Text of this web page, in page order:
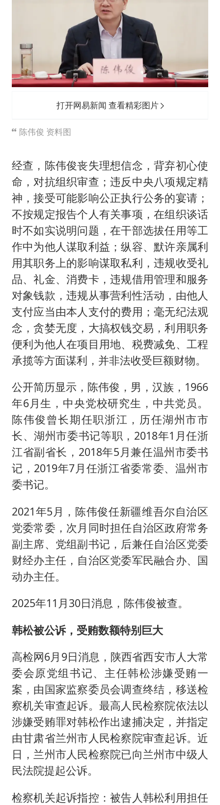
打开网易新闻 查看精彩图片
陈伟俊 资料图
经查，陈伟俊丧失理想信念，背弃初心使
命，对抗组织审查；违反中央八项规定精
神，接受可能影响公正执行公务的宴请；
不按规定报告个人有关事项，在组织谈话
时不如实说明问题，在干部选拔任用等工
作中为他人谋取利益；纵容、默许亲属利
用其职务上的影响谋取私利，违规收受礼
品、礼金、消费卡，违规借用管理和服务
对象钱款，违规从事营利性活动，由他人
支付应当由本人支付的费用；毫无纪法观
念，贪婪无度，大搞权钱交易，利用职务
便利为他人在项目用地、税费减免、工程
承揽等方面谋利，并非法收受巨额财物。
公开简历显示，陈伟俊，男，汉族，1966
年6月生，中央党校研究生，中共党员。
陈伟俊曾长期任职浙江，历任湖州市市
长、湖州市委书记等职，2018年1月任浙
江省副省长，2018年5月兼任温州市委书
记，2019年7月任浙江省委常委、温州市
委书记。
2021年5月，陈伟俊任新疆维吾尔自治区
党委常委，次月同时担任自治区政府常务
副主席、党组副书记，后兼任自治区党委
财经办主任，自治区党委军民融合办、国
动办主任。
2025年11月30日消息，陈伟俊被查。
韩松被公诉，受贿数额特别巨大
高检网6月9日消息，陕西省西安市人大常
委会原党组书记、主任韩松涉嫌受贿一
案，由国家监察委员会调查终结，移送检
察机关审查起诉。最高人民检察院依法以
涉嫌受贿罪对韩松作出逮捕决定，并指定
由甘肃省兰州市人民检察院审查起诉。近
日，兰州市人民检察院已向兰州市中级人
民法院提起公诉。
检察机关起诉指控：被告人韩松利用担任